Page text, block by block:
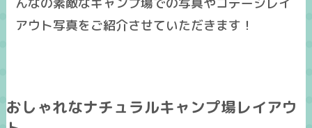
アウト写真をご紹介させていただきます！
おしゃれなナチュラルキャンプ場レイアウ